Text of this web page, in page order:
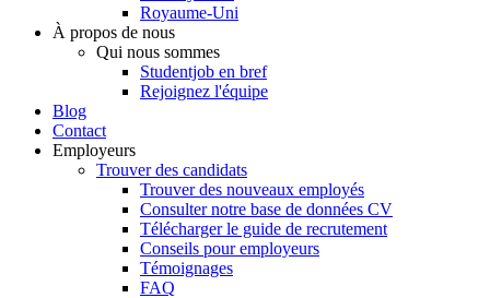
Royaume-Uni
À propos de nous
Qui nous sommes
Studentjob en bref
Rejoignez l'équipe
Blog
Contact
Employeurs
Trouver des candidats
Trouver des nouveaux employés
Consulter notre base de données CV
Télécharger le guide de recrutement
Conseils pour employeurs
Témoignages
FAQ